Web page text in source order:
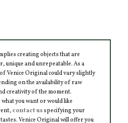
creating objects that are
unique and unrepeatable. As a
Venice Original could vary slightly
on the availability of raw
creativity of the moment.
you want or would like
contact usspecifying your
Venice Original will offer you